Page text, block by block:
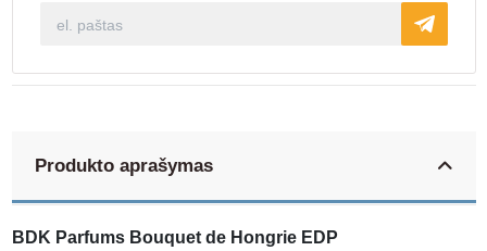
Produkto aprašymas
BDK Parfums Bouquet de Hongrie EDP